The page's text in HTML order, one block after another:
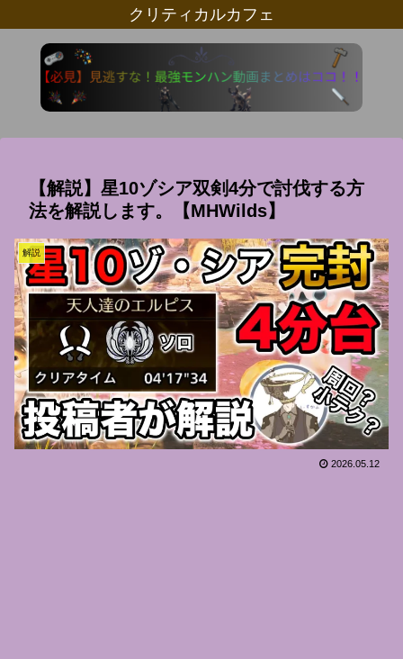
クリティカルカフェ
【解説】星10ゾシア双剣4分で討伐する方
法を解説します。【MHWilds】
解説
2026.05.12